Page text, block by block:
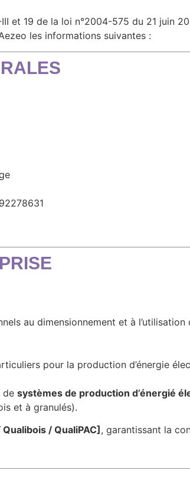
et 19 de la loi n°2004-575 du 21 juin
les informations suivantes :
au dimensionnement et à
pour la production d’énergie
de systèmes de production d’énergié
et à granulés).
/ QualiPAC], garantissant la